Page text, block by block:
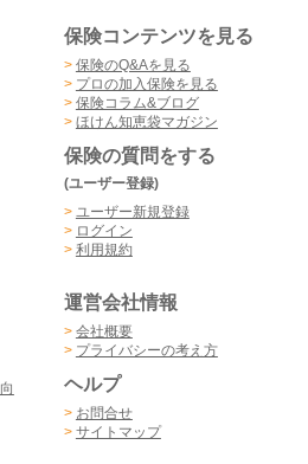
保険コンテンツを見る
> 保険のQ&Aを見る
> プロの加入保険を見る
> 保険コラム&ブログ
> ほけん知恵袋マガジン
保険の質問をする
(ユーザー登録)
> ユーザー新規登録
> ログイン
> 利用規約
運営会社情報
> 会社概要
> プライバシーの考え方
ヘルプ
> お問合せ
> サイトマップ